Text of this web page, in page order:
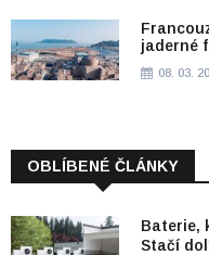
jaderné
08. 03.
OBLÍBENÉ ČLÁNKY
Baterie,
Stačí